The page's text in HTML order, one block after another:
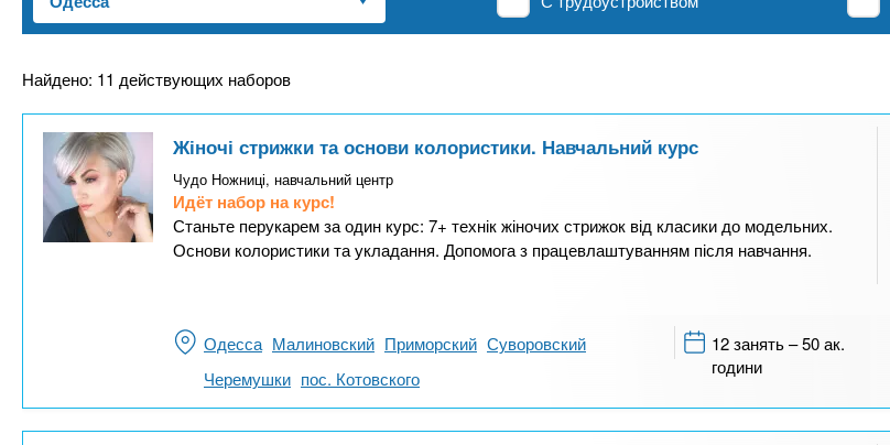
n
t
s
f
х
з
а
в
Найдено: 11 действующих наборов
Жіночі стрижки та основи колористики. Навчальний курс
Чудо Ножниці, навчальний центр
Идёт набор на курс!
Станьте перукарем за один курс: 7+ технік жіночих стрижок від класики до модельних.
Основи колористики та укладання. Допомога з працевлаштуванням після навчання.
Одесса Малиновский Приморский Суворовский
Черемушки пос. Котовского
12 занять – 50 ак.
години